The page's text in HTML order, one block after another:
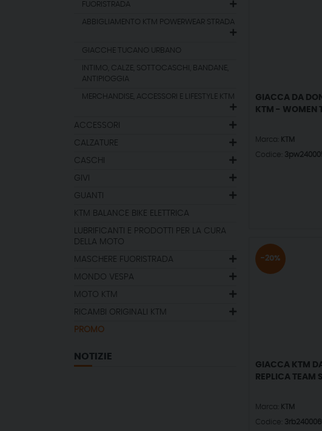
FUORISTRADA
ABBIGLIAMENTO KTM POWERWEAR STRADA
GIACCHE TUCANO URBANO
INTIMO, CALZE, SOTTOCASCHI, BANDANE,
ANTIPIOGGIA
MERCHANDISE, ACCESSORI E LIFESTYLE KTM
ACCESSORI
CALZATURE
CASCHI
GIVI
GUANTI
KTM BALANCE BIKE ELETTRICA
LUBRIFICANTI E PRODOTTI PER LA CURA
DELLA MOTO
MASCHERE FUORISTRADA
MONDO VESPA
MOTO KTM
RICAMBI ORIGINALI KTM
PROMO
NOTIZIE
GIACCA DA
KTM - WOMEN
Marca: KTM
Codice:
-20%
GIACCA KTM
REPLICA TEAM
Marca: KTM
Codice: